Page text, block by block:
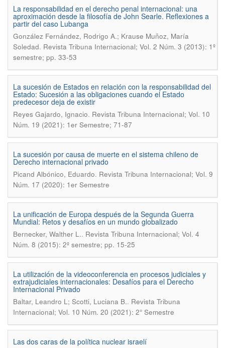
La responsabilidad en el derecho penal internacional: una
aproximación desde la filosofía de John Searle. Reflexiones a
partir del caso Lubanga
González Fernández, Rodrigo A.; Krause Muñoz, María
Soledad. Revista Tribuna Internacional; Vol. 2 Núm. 3 (2013): 1º
semestre; pp. 33-53
La sucesión de Estados en relación con la responsabilidad del
Estado: Sucesión a las obligaciones cuando el Estado
predecesor deja de existir
Reyes Gajardo, Ignacio. Revista Tribuna Internacional; Vol. 10
Núm. 19 (2021): 1er Semestre; 71-87
La sucesión por causa de muerte en el sistema chileno de
Derecho internacional privado
Picand Albónico, Eduardo. Revista Tribuna Internacional; Vol. 9
Núm. 17 (2020): 1er Semestre
La unificación de Europa después de la Segunda Guerra
Mundial: Retos y desafíos en un mundo globalizado
Bernecker, Walther L.. Revista Tribuna Internacional; Vol. 4
Núm. 8 (2015): 2º semestre; pp. 15-25
La utilización de la videoconferencia en procesos judiciales y
extrajudiciales internacionales: Desafíos para el Derecho
Internacional Privado
Baltar, Leandro L; Scotti, Luciana B.. Revista Tribuna
Internacional; Vol. 10 Núm. 20 (2021): 2° Semestre
Las dos caras de la política nuclear israelí